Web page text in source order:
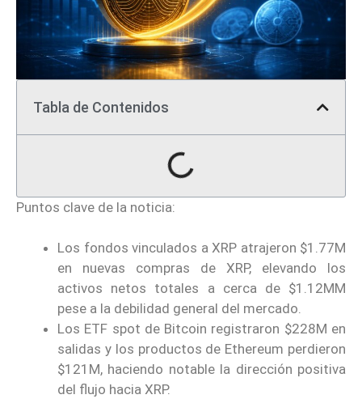
Tabla de Contenidos
Puntos clave de la noticia:
Los fondos vinculados a XRP atrajeron $1.77M
en nuevas compras de XRP, elevando los
activos netos totales a cerca de $1.12MM
pese a la debilidad general del mercado.
Los ETF spot de Bitcoin registraron $228M en
salidas y los productos de Ethereum perdieron
$121M, haciendo notable la dirección positiva
del flujo hacia XRP.